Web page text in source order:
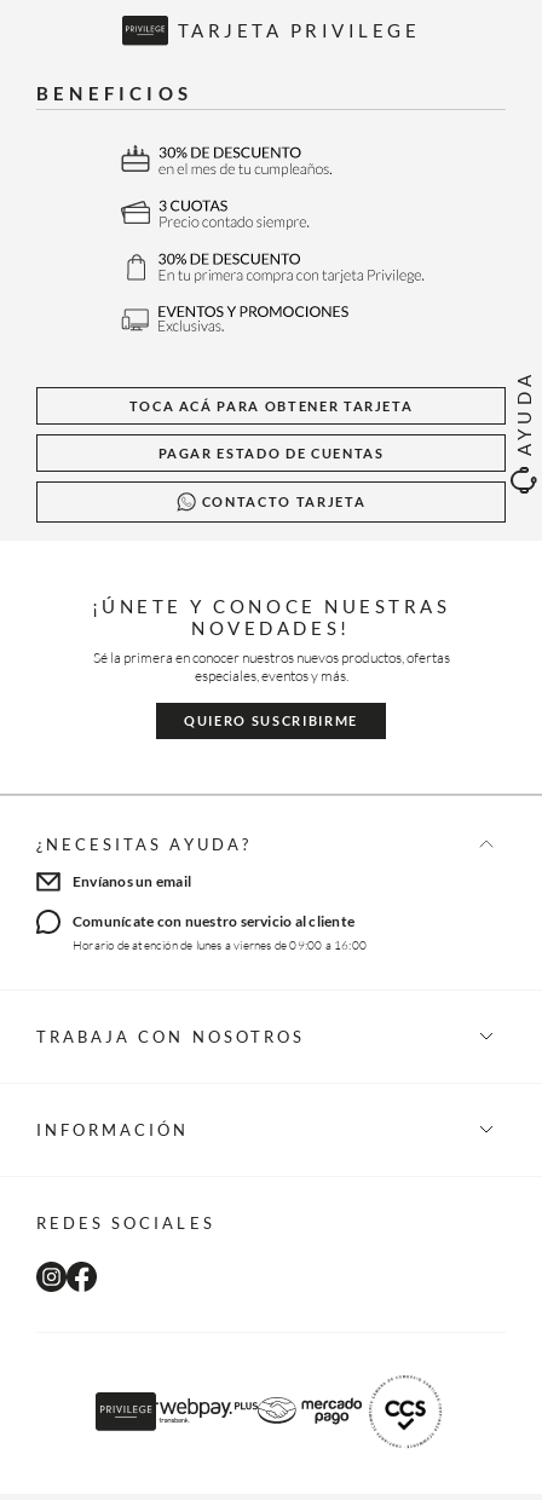
AYUDA
TARJETA PRIVILEGE
BENEFICIOS
TOCA ACÁ PARA OBTENER TARJETA
PAGAR ESTADO DE CUENTAS
CONTACTO TARJETA
¡ÚNETE Y CONOCE NUESTRAS
NOVEDADES!
Sé la primera en conocer nuestros nuevos productos, ofertas
especiales, eventos y más.
QUIERO SUSCRIBIRME
¿NECESITAS AYUDA?
Envíanos un email
Comunícate con nuestro servicio al cliente
Horario de atención de lunes a viernes de 09:00 a 16:00
TRABAJA CON NOSOTROS
INFORMACIÓN
REDES SOCIALES